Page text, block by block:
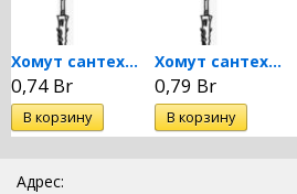
Хомут сантехнический для...
0,74 Br
Хомут сантехнический для...
0,79 Br
Адрес: